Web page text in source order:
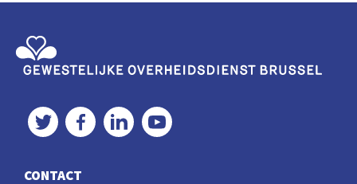
Twitter FacebookLinkedInYouTube
CONTACT